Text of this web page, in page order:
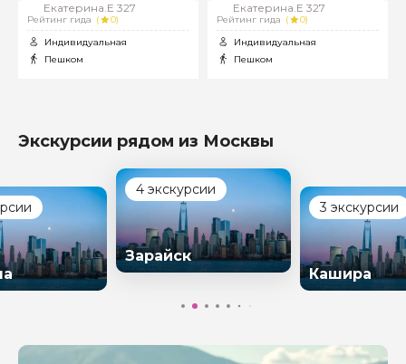
Екатерина.Е 327
Рейтинг гида (
0)
Индивидуальная
Пешком
Екатерина.Е 327
Рейтинг гида (
0)
Индивидуальная
Пешком
Экскурсии рядом из Москвы
4 экскурсии
Зарайск
3 экскурсии
Кашира